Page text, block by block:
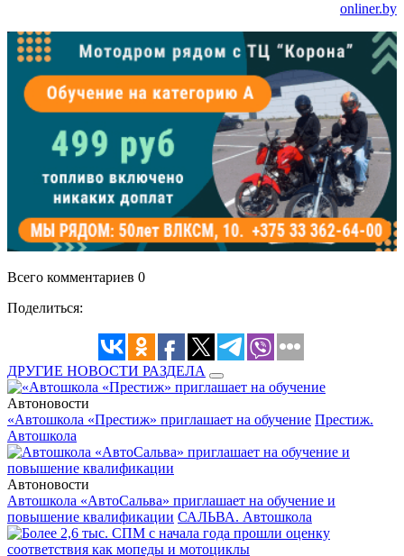
onliner.by
Всего комментариев 0
Поделиться:
ДРУГИЕ НОВОСТИ РАЗДЕЛА
Автоновости
«Автошкола «Престиж» приглашает на обучение Престиж.
Автошкола
Автоновости
Автошкола «АвтоСальва» приглашает на обучение и
повышение квалификации САЛЬВА. Автошкола